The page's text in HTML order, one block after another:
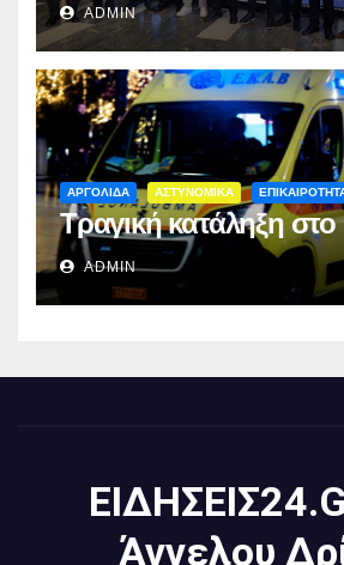
ADMIN
ΑΡΓΟΛΙΔΑ ΑΣΤΥΝΟΜΙΚΑ
Τραγική κατάληξη
ADMIN
Άγγελου